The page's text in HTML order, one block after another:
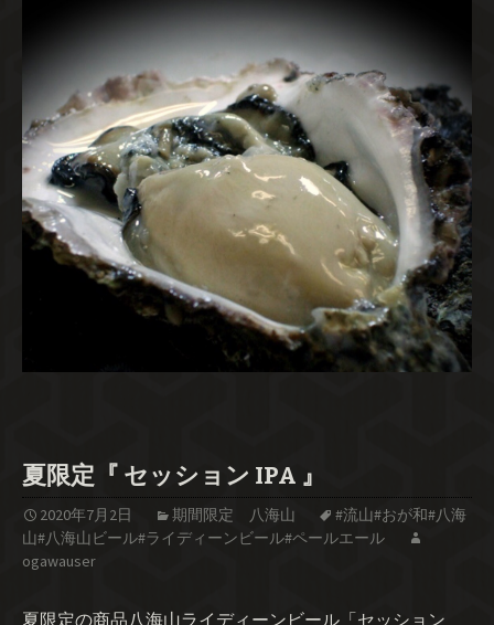
夏限定『 セッション IPA 』
2020年7月2日 期間限定 八海山
#流山#おが和#八海
山#八海山ビール#ライディーンビール#ペールエール
ogawauser
夏限定の商品八海山ライディーンビール「セッション